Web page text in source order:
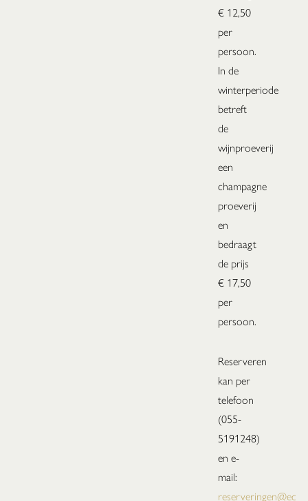
€ 12,50
per
persoon.
In de
winterperiode
betreft
de
wijnproeverij
een
champagne
proeverij
en
bedraagt
de prijs
€ 17,50
per
persoon.
Reserveren
kan per
telefoon
(055-
5191248)
en e-
mail: